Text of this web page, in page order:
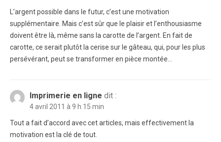
L’argent possible dans le futur, c’est une motivation
supplémentaire. Mais c’est sûr que le plaisir et l’enthousiasme
doivent être là, même sans la carotte de l’argent. En fait de
carotte, ce serait plutôt la cerise sur le gâteau, qui, pour les plus
persévérant, peut se transformer en pièce montée…
Imprimerie en ligne dit :
4 avril 2011 à 9 h 15 min
Tout a fait d’accord avec cet articles, mais effectivement la
motivation est la clé de tout.